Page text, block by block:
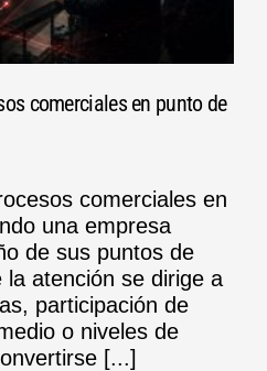
comerciales en punto de
comerciales en
una empresa
de sus puntos de
atención se dirige a
participación de
o niveles de
[...]